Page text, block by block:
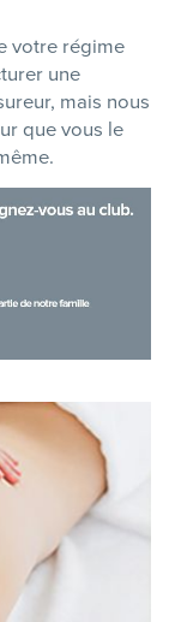
votre régime
une
mais nous
que vous le